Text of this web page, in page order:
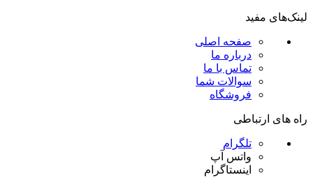
لینک‌های مفید
صفحه اصلی
درباره ما
تماس با ما
سوالات شما
فروشگاه
راه های ارتباطی
تلگرام
واتس آپ
اینستاگرام